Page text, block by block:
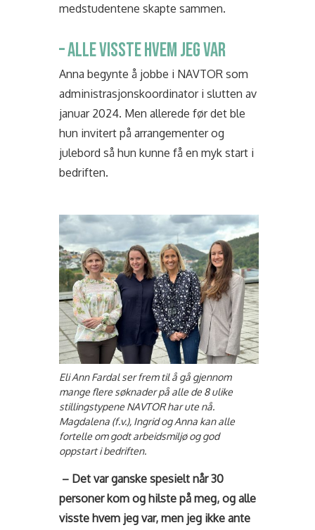
medstudentene skapte sammen.
– ALLE VISSTE HVEM JEG VAR
Anna begynte å jobbe i NAVTOR som
administrasjonskoordinator i slutten av
januar 2024. Men allerede før det ble
hun invitert på arrangementer og
julebord så hun kunne få en myk start i
bedriften.
Eli Ann Fardal ser frem til å gå gjennom
mange flere søknader på alle de 8 ulike
stillingstypene NAVTOR har ute nå.
Magdalena (f.v.), Ingrid og Anna kan alle
fortelle om godt arbeidsmiljø og god
oppstart i bedriften.
– Det var ganske spesielt når 30
personer kom og hilste på meg, og alle
visste hvem jeg var, men jeg ikke ante